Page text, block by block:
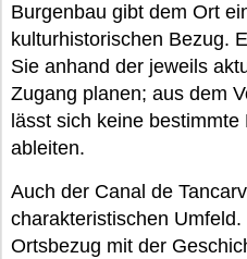
Burgenbau gibt dem Ort
kulturhistorischen Bezug.
Sie anhand der jeweils
Zugang planen; aus dem
lässt sich keine
ableiten.
Auch der Canal de
charakteristischen
Ortsbezug mit der